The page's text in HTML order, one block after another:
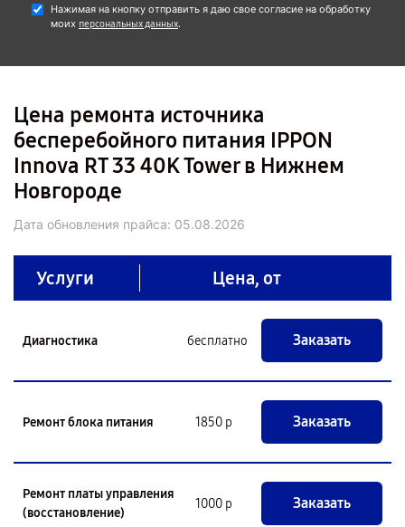
Нажимая на кнопку отправить я даю свое согласие на обработку
моих персональных данных.
Цена ремонта источника
бесперебойного питания IPPON
Innova RT 33 40K Tower в Нижнем
Новгороде
Дата обновления прайса: 05.08.2026
Услуги Цена, от
Диагностика бесплатно Заказать
Ремонт блока питания 1850 р Заказать
Ремонт платы управления
(восстановление)
1000 р Заказать